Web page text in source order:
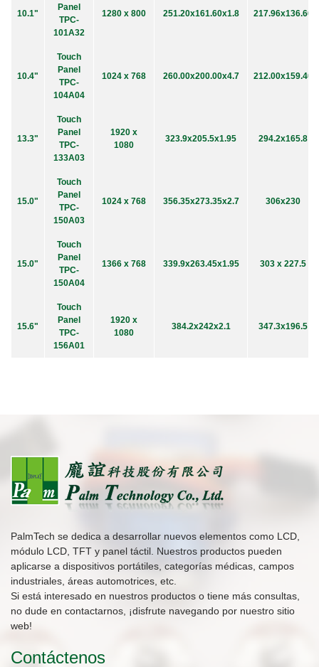
10.1"
Panel
TPC-
101A32
1280 x 800 251.20x161.60x1.8 217.96x136.60
10.4"
Touch
Panel
TPC-
104A04
1024 x 768 260.00x200.00x4.7 212.00x159.40
13.3"
Touch
Panel
TPC-
133A03
1920 x
1080
323.9x205.5x1.95 294.2x165.8
15.0"
Touch
Panel
TPC-
150A03
1024 x 768 356.35x273.35x2.7 306x230
15.0"
Touch
Panel
TPC-
150A04
1366 x 768 339.9x263.45x1.95 303 x 227.5
15.6"
Touch
Panel
TPC-
156A01
1920 x
1080
384.2x242x2.1 347.3x196.5
PalmTech se dedica a desarrollar nuevos elementos como LCD,
módulo LCD, TFT y panel táctil. Nuestros productos pueden
aplicarse a dispositivos portátiles, categorías médicas, campos
industriales, áreas automotrices, etc.
Si está interesado en nuestros productos o tiene más consultas,
no dude en contactarnos, ¡disfrute navegando por nuestro sitio
web!
Contáctenos